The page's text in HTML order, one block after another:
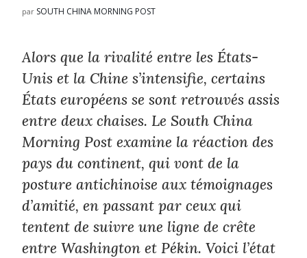
par SOUTH CHINA MORNING POST
Alors que la rivalité entre les États-
Unis et la Chine s’intensifie, certains
États européens se sont retrouvés assis
entre deux chaises. Le South China
Morning Post examine la réaction des
pays du continent, qui vont de la
posture antichinoise aux témoignages
d’amitié, en passant par ceux qui
tentent de suivre une ligne de crête
entre Washington et Pékin. Voici l’état